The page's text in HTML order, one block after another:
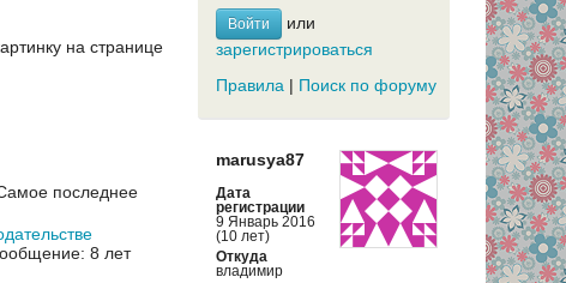
на странице
последнее
8 лет
Войти
или
зарегистрироваться
Правила | Поиск по форуму
marusya87
Дата
регистрации
9 Январь 2016
(10 лет)
Откуда
владимир